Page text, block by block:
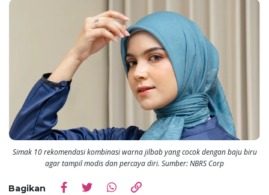
Simak 10 rekomendasi kombinasi warna jilbab yang cocok dengan baju biru
agar tampil modis dan percaya diri. Sumber: NBRS Corp
Bagikan